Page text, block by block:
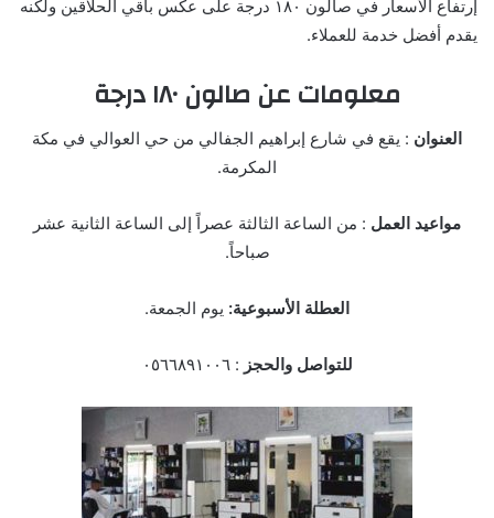
إرتفاع الأسعار في صالون ١٨٠ درجة على عكس باقي الحلاقين ولكنه
يقدم أفضل خدمة للعملاء.
معلومات عن صالون ١٨٠ درجة
العنوان : يقع في شارع إبراهيم الجفالي من حي العوالي في مكة
المكرمة.
مواعيد العمل : من الساعة الثالثة عصراً إلى الساعة الثانية عشر
صباحاً.
العطلة الأسبوعية: يوم الجمعة.
للتواصل والحجز : ٠٥٦٦٨٩١٠٠٦